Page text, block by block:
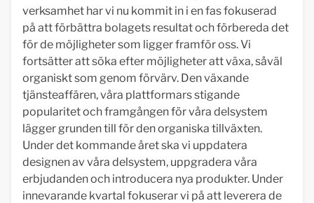
verksamhet har vi nu kommit in i en fas fokuserad
på att förbättra bolagets resultat och förbereda det
för de möjligheter som ligger framför oss. Vi
fortsätter att söka efter möjligheter att växa, såväl
organiskt som genom förvärv. Den växande
tjänsteaffären, våra plattformars stigande
popularitet och framgången för våra delsystem
lägger grunden till för den organiska tillväxten.
Under det kommande året ska vi uppdatera
designen av våra delsystem, uppgradera våra
erbjudanden och introducera nya produkter. Under
innevarande kvartal fokuserar vi på att leverera de